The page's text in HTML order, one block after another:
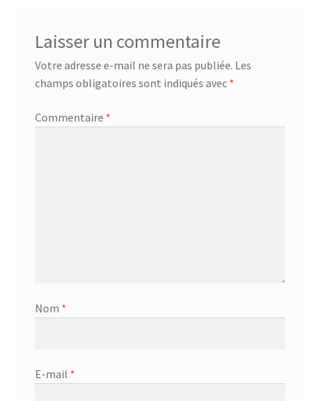
Laisser un commentaire
Votre adresse e-mail ne sera pas publiée. Les
champs obligatoires sont indiqués avec *
Commentaire *
Nom *
E-mail *